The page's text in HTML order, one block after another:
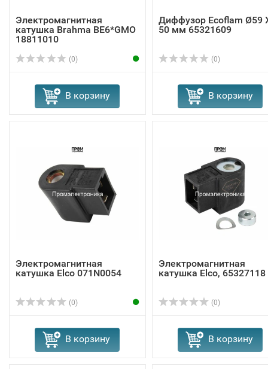
Электромагнитная
катушка Brahma BE6*GMO
18811010
(0)
В корзину
Диффузор Ecoflam Ø59
50 мм 65321609
(0)
В корзину
Электромагнитная
катушка Elco 071N0054
(0)
В корзину
Электромагнитная
катушка Elco, 65327118
(0)
В корзину